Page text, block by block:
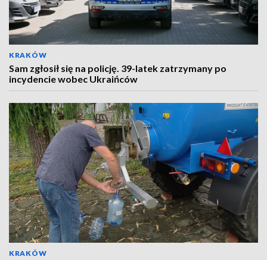
KRAKÓW
Sam zgłosił się na policję. 39-latek zatrzymany po
incydencie wobec Ukraińców
KRAKÓW